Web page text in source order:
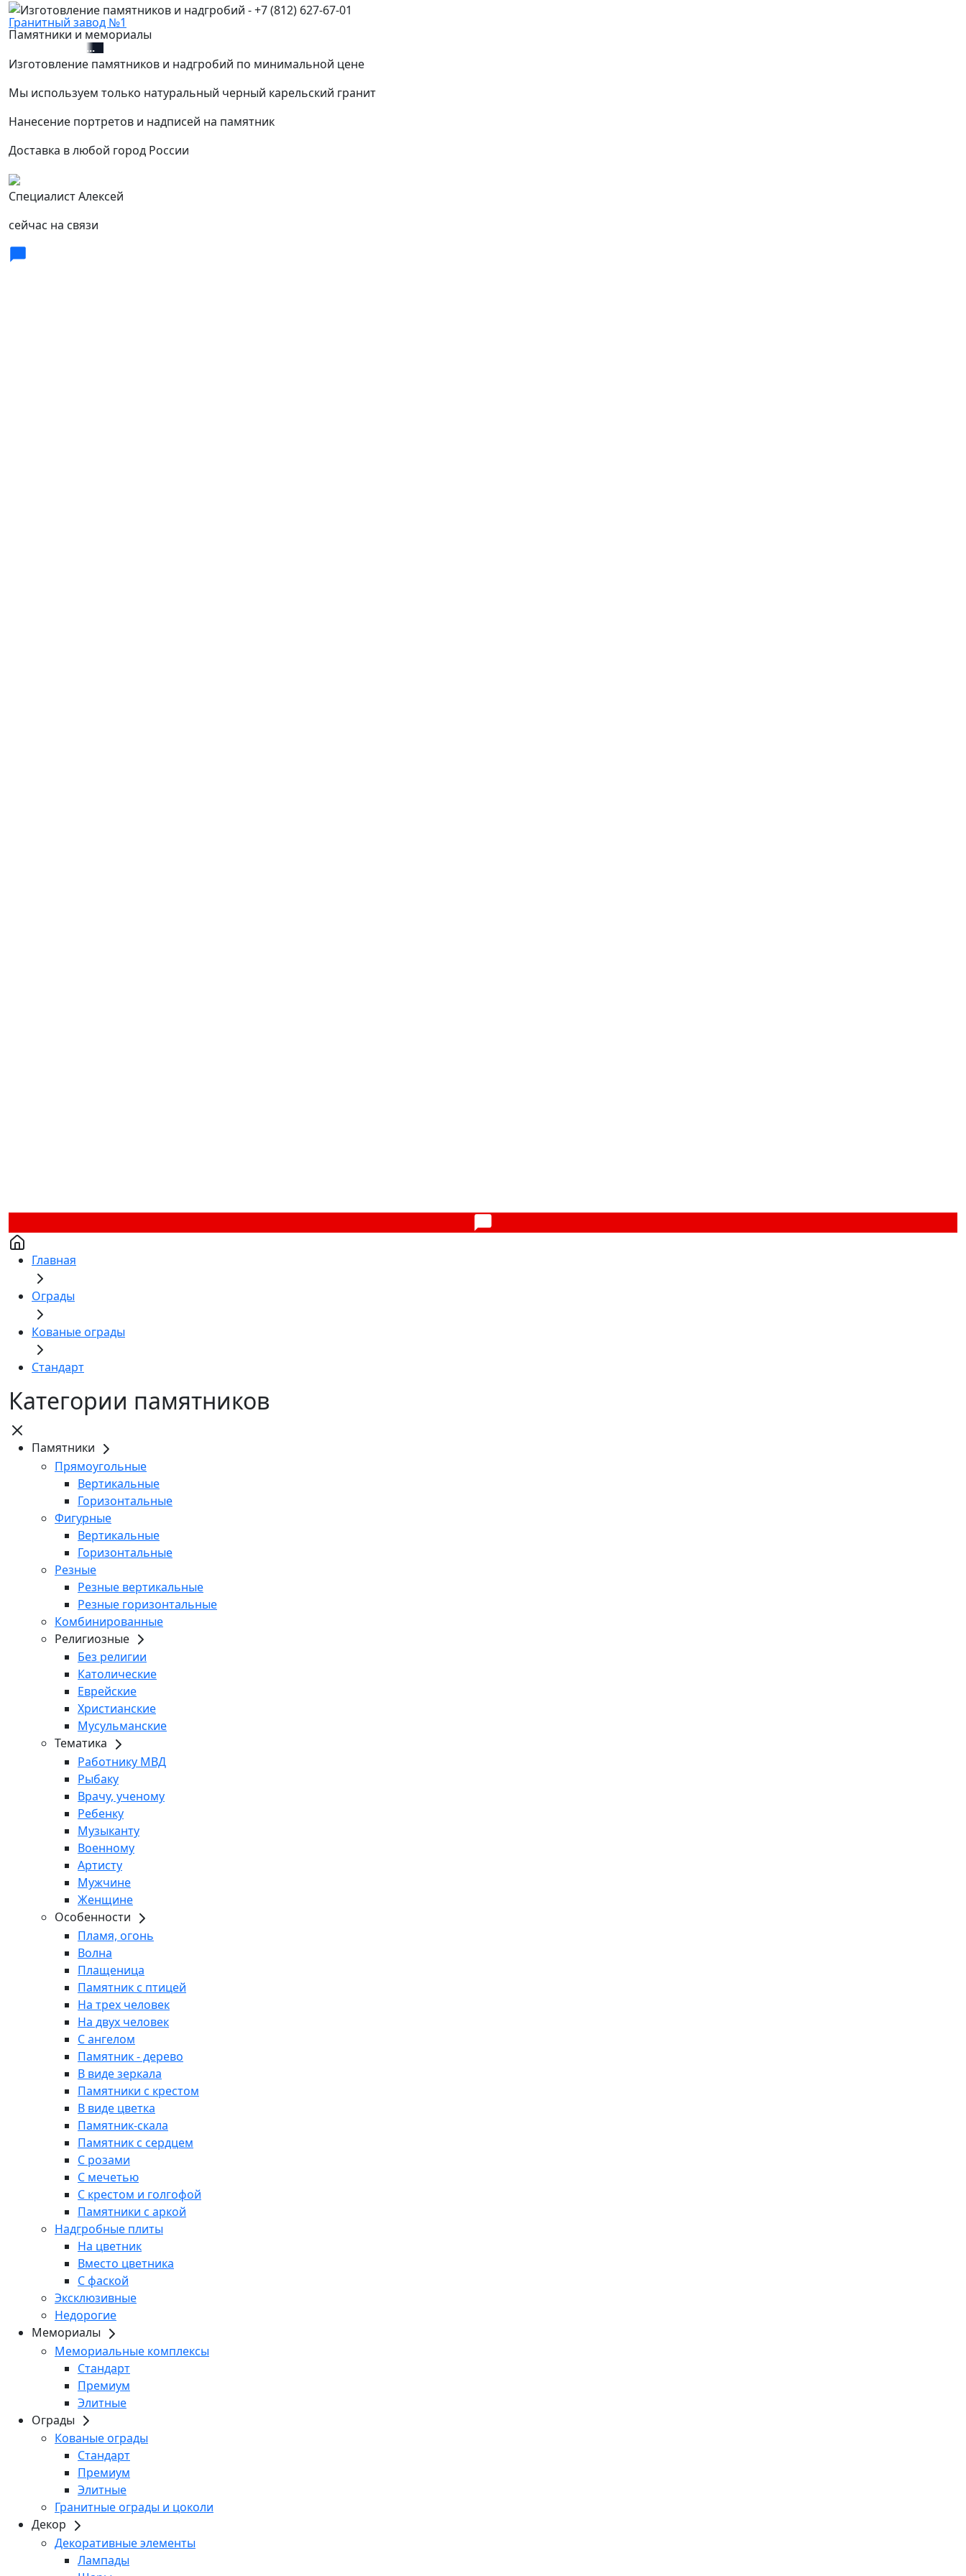
Гранитный завод №1
Памятники и мемориалы
+7 (812) 627-67-01
Изготовление памятников и надгробий по минимальной цене
Мы используем только натуральный черный карельский гранит
Нанесение портретов и надписей на памятник
Доставка в любой город России
Специалист Алексей
сейчас на связи
Главная
Ограды
Кованые ограды
Стандарт
Категории памятников
Памятники
Прямоугольные
Вертикальные
Горизонтальные
Фигурные
Вертикальные
Горизонтальные
Резные
Резные вертикальные
Резные горизонтальные
Комбинированные
Религиозные
Без религии
Католические
Еврейские
Христианские
Мусульманские
Тематика
Работнику МВД
Рыбаку
Врачу, ученому
Ребенку
Музыканту
Военному
Артисту
Мужчине
Женщине
Особенности
Пламя, огонь
Волна
Плащеница
Памятник с птицей
На трех человек
На двух человек
С ангелом
Памятник - дерево
В виде зеркала
Памятники с крестом
В виде цветка
Памятник-скала
Памятник с сердцем
С розами
С мечетью
С крестом и голгофой
Памятники с аркой
Надгробные плиты
На цветник
Вместо цветника
С фаской
Эксклюзивные
Недорогие
Мемориалы
Мемориальные комплексы
Стандарт
Премиум
Элитные
Ограды
Кованые ограды
Стандарт
Премиум
Элитные
Гранитные ограды и цоколи
Декор
Декоративные элементы
Лампады